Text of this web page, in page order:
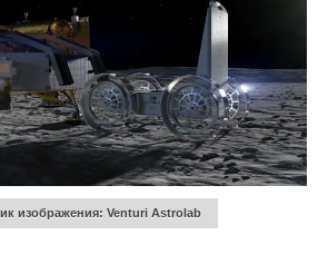
изображения: Venturi Astrolab